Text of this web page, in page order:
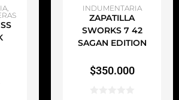
,
AÑADIR AL CARRITO
INDUMENTARIA
ZAPATILLA
SWORKS 7 42
SAGAN EDITION
$350.000